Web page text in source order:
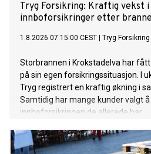
Tryg Forsikring: Kraftig vekst i
innboforsikringer etter
1.8.2026 07:15:00 CEST Tryg Forsikring
Storbrannen i Krokstadelva har
på sin egen forsikringssituasjon. I
Tryg registrert en kraftig økning i
Samtidig har mange kunder valgt
innboforsikringen de allerede har.